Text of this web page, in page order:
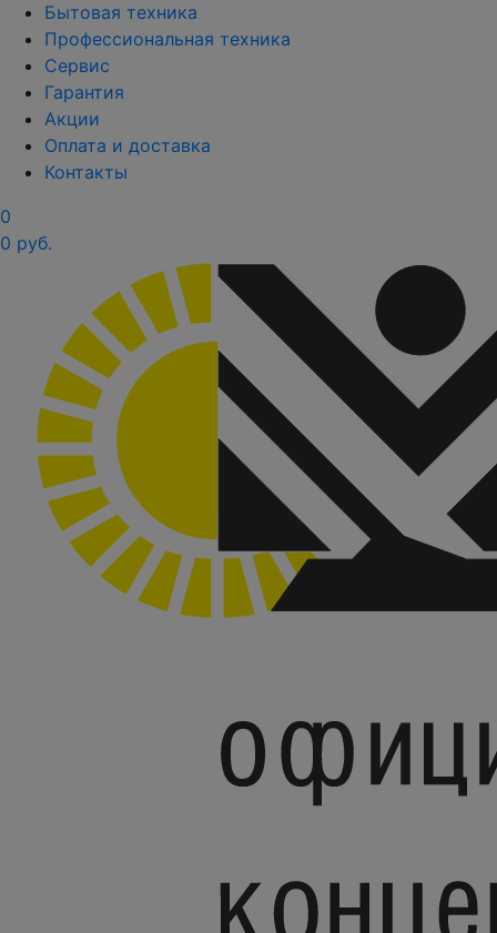
Бытовая техника
Профессиональная техника
Сервис
Гарантия
Акции
Оплата и доставка
Контакты
0
0 руб.